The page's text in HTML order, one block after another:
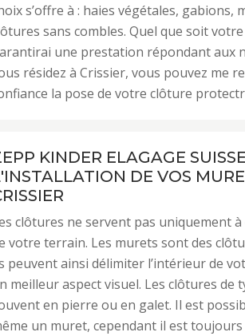
s’offre à : haies végétales, gabions,
sans combles. Quel que soit
une prestation répondant aux
résidez à Crissier, vous pouvez me
la pose de votre clôture
KINDER ELAGAGE
DE VOS
clôtures ne servent pas uniquement
votre terrain. Les murets sont des
peuvent ainsi délimiter l’intérieur de
meilleur aspect visuel. Les clôtures de
en pierre ou en galet. Il est
un muret, cependant il est